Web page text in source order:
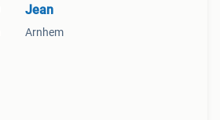
Jean
Arnhem